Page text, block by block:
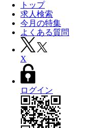
トップ
求人検索
今月の特集
よくある質問
X
ログイン